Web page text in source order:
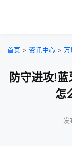
首页 > 资讯中心 > 万
防守进攻!
怎
发